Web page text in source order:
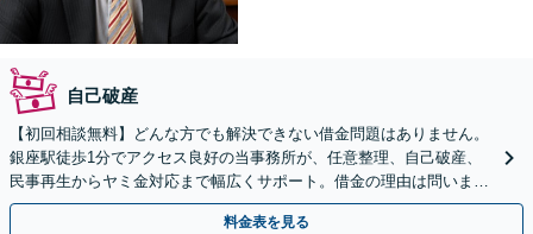
自己破産
【初回相談無料】どんな方でも解決できない借金問題はありません。
銀座駅徒歩1分でアクセス良好の当事務所が、任意整理、自己破産、
民事再生からヤミ金対応まで幅広くサポート。借金の理由は問いませ
ん。不当な請求には断固立ち向かい、解決へ導きます。
料金表を見る